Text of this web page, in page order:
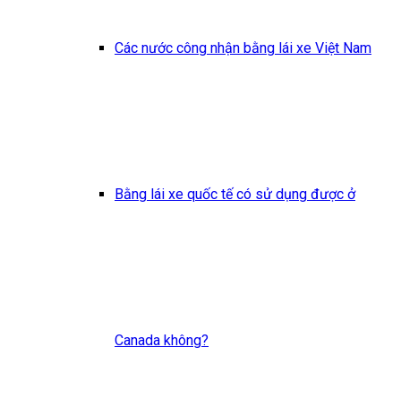
Các nước công nhận bằng lái xe Việt Nam
Bằng lái xe quốc tế có sử dụng được ở
Canada không?